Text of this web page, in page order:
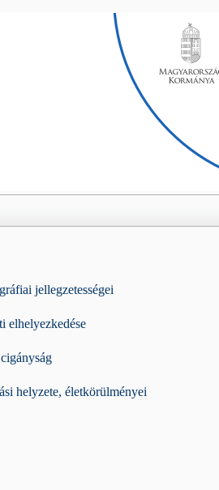
Skip navigation
jellegzetességei
elhelyezkedése
helyzete, életkörülményei